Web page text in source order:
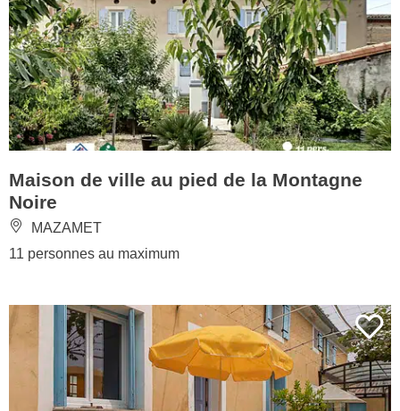
Maison de ville au pied de la Montagne
Noire
MAZAMET
11 personnes au maximum